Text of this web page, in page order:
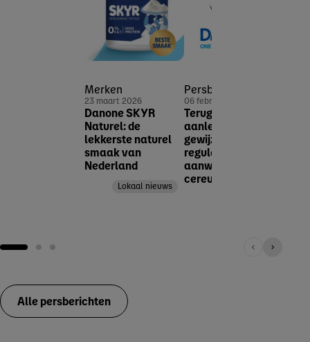
Merken
23 maart 2026
Danone SKYR
Naturel: de
lekkerste naturel
smaak van
Nederland
Lokaal nieuws
Persbericht
06 februari 2026
Terugroeping naar
aanleiding van
gewijzigde EFSA-
regulering omtrent
aanwezigheid
cereulide
Alle persberichten